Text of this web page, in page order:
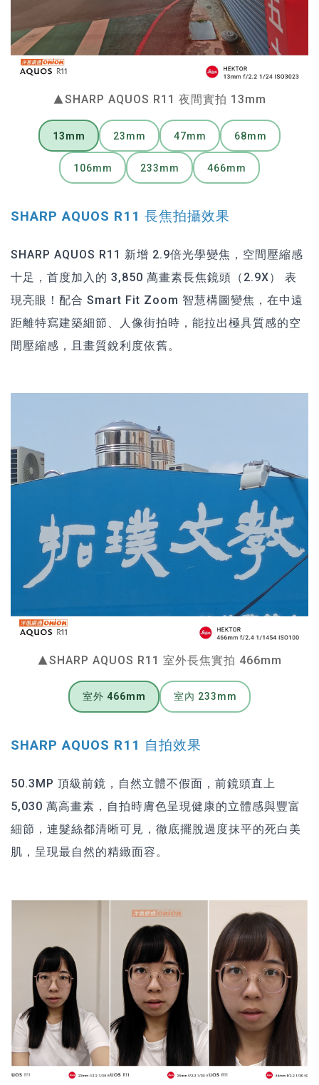
▲SHARP AQUOS R11 夜間實拍 13mm
13mm 23mm 47mm 68mm
106mm 233mm 466mm
SHARP AQUOS R11 長焦拍攝效果
SHARP AQUOS R11 新增 2.9倍光學變焦，空間壓縮感
十足，首度加入的 3,850 萬畫素長焦鏡頭（2.9X） 表
現亮眼！配合 Smart Fit Zoom 智慧構圖變焦，在中遠
距離特寫建築細節、人像街拍時，能拉出極具質感的空
間壓縮感，且畫質銳利度依舊。
▲SHARP AQUOS R11 室外長焦實拍 466mm
室外 466mm 室內 233mm
SHARP AQUOS R11 自拍效果
50.3MP 頂級前鏡，自然立體不假面，前鏡頭直上
5,030 萬高畫素，自拍時膚色呈現健康的立體感與豐富
細節，連髮絲都清晰可見，徹底擺脫過度抹平的死白美
肌，呈現最自然的精緻面容。